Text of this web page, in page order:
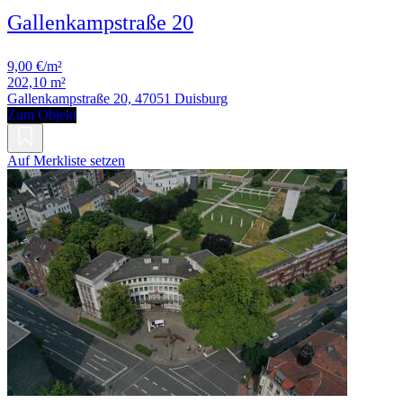
Gallenkampstraße 20
9,00 €/m²
202,10 m²
Gallenkampstraße 20, 47051 Duisburg
Zum Objekt
Auf Merkliste setzen